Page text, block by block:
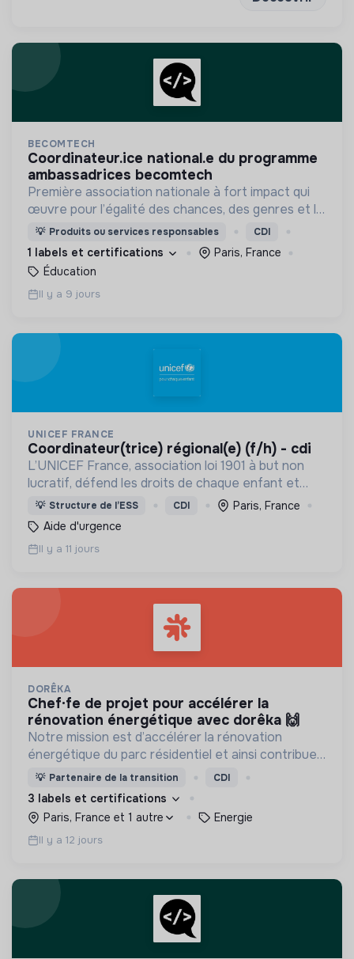
BECOMTECH
coordinateur.ice national.e du programme
ambassadrices becomtech
Première association nationale à fort impact qui
œuvre pour l’égalité des chances, des genres et la
mixité du numérique en initiant les filles et les
femmes de 14 à 25 ans aux métiers du digital.
💡 Produits ou services responsables CDI
1 labels et certifications
Paris, France
Éducation
Il y a 9 jours
UNICEF FRANCE
coordinateur(trice) régional(e) (f/h) - cdi
L’UNICEF France, association loi 1901 à but non
lucratif, défend les droits de chaque enfant et
adolescent d’où qu’il vienne.
💡 Structure de l’ESS CDI
Paris, France
Aide d'urgence
Il y a 11 jours
DORÊKA
chef·fe de projet pour accélérer la
rénovation énergétique avec dorêka 🙌
Notre mission est d’accélérer la rénovation
énergétique du parc résidentiel et ainsi contribuer
à ce qui représente pour nous le chantier du
siècle.
💡 Partenaire de la transition CDI
3 labels et certifications
Paris, France et 1 autre
Energie
Il y a 12 jours